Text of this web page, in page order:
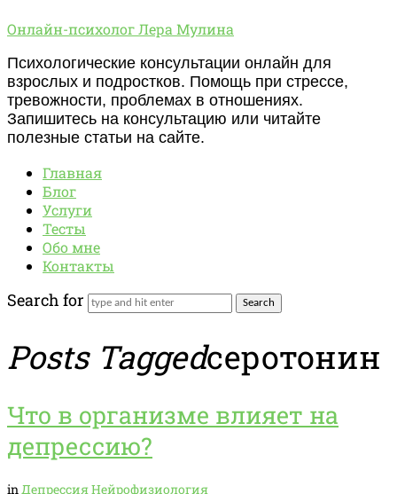
Онлайн-
Лера
Мулина
Онлайн-психолог Лера Мулина
Психологические консультации онлайн для
взрослых и подростков. Помощь при стрессе,
тревожности, проблемах в отношениях.
Запишитесь на консультацию или читайте
полезные статьи на сайте.
Главная
Блог
Услуги
Тесты
Обо мне
Контакты
Search for
Posts Taggedсеротонин
Что в организме влияет на
депрессию?
inДепрессияНейрофизиология